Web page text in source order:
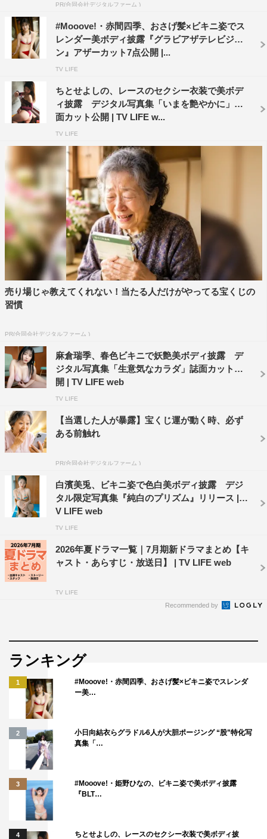
PR(合同会社デジタルファーム )
#Mooove!・赤間四季、おさげ髪×ビキニ姿でス
レンダー美ボディ披露『グラビアザテレビジョ
ン』アザーカット7点公開 |...
TV LIFE
ちとせよしの、レースのセクシー衣装で美ボデ
ィ披露 デジタル写真集「いまを艶やかに」誌
面カット公開 | TV LIFE w...
TV LIFE
売り場じゃ教えてくれない！当たる人だけがやってる宝くじの
習慣
PR(合同会社デジタルファーム )
麻倉瑞季、春色ビキニで妖艶美ボディ披露 デ
ジタル写真集「生意気なカラダ」誌面カット公
開 | TV LIFE web
TV LIFE
【当選した人が暴露】宝くじ運が動く時、必ず
ある前触れ
PR(合同会社デジタルファーム )
白濱美兎、ビキニ姿で色白美ボディ披露 デジ
タル限定写真集『純白のプリズム』リリース | T
V LIFE web
TV LIFE
2026年夏ドラマ一覧｜7月期新ドラマまとめ【キ
ャスト・あらすじ・放送日】 | TV LIFE web
TV LIFE
Recommended by
ランキング
1
#Mooove!・赤間四季、おさげ髪×ビキニ姿でスレンダ
ー美…
2
小日向結衣らグラドル6人が大胆ポージング “股”特化写
真集「…
3
#Mooove!・姫野ひなの、ビキニ姿で美ボディ披露
『BLT…
4
ちとせよしの、レースのセクシー衣装で美ボディ披